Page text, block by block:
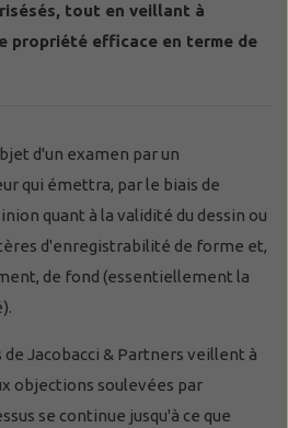
tout en veillant à
propriété efficace en terme de
d'un examen par un
qui émettra, par le biais de
quant à la validité du dessin ou
d'enregistrabilité de forme et,
de fond (essentiellement la
Jacobacci & Partners veillent à
objections soulevées par
se continue jusqu'à ce que